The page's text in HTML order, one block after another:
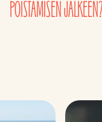
POISTAMISEN JÄLKEEN?